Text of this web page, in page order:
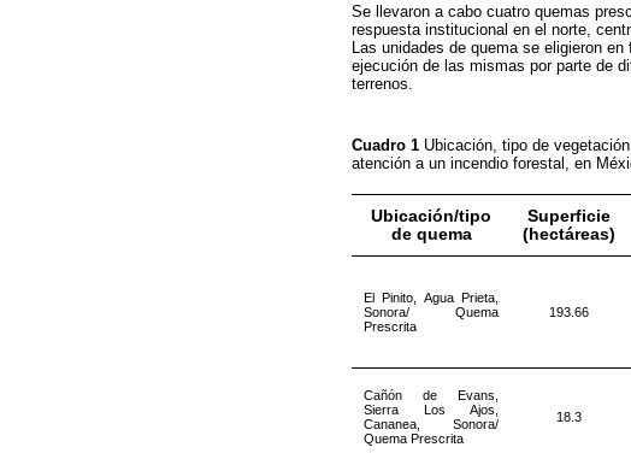
Se llevaron a cabo cuatro quemas
respuesta institucional en el norte,
Las unidades de quema se eligieron
ejecución de las mismas por parte de
terrenos.
Cuadro 1 Ubicación, tipo de
atención a un incendio forestal, en
Ubicación/tipo
de quema
Superficie
(hectáreas)
El Pinito, Agua Prieta,
Sonora/ Quema
Prescrita
193.66
Cañón de Evans,
Sierra Los Ajos,
Cananea, Sonora/
Quema Prescrita
18.3